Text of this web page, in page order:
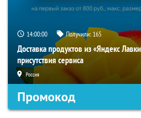
13:59:59 Получили: 165
Доставка продуктов из «Яндекс
присутствия сервиса
Россия
Промокод